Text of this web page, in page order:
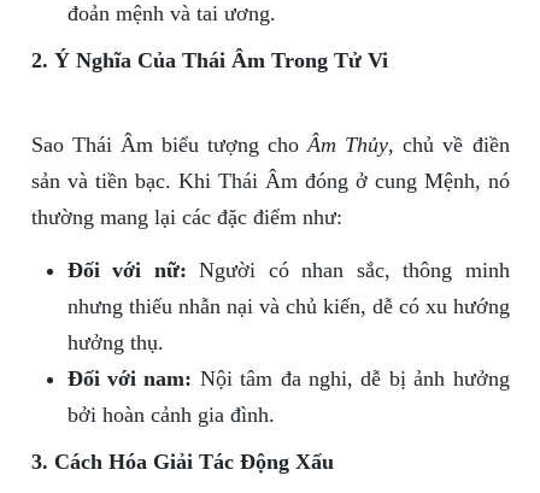
đoản mệnh và tai ương.
2. Ý Nghĩa Của Thái Âm Trong Tử Vi
Sao Thái Âm biểu tượng choÂm Thủy, chủ về điền
sản và tiền bạc. Khi Thái Âm đóng ở cung Mệnh, nó
thường mang lại các đặc điểm như:
Đối với nữ: Người có nhan sắc, thông minh
nhưng thiếu nhẫn nại và chủ kiến, dễ có xu hướng
hưởng thụ.
Đối với nam: Nội tâm đa nghi, dễ bị ảnh hưởng
bởi hoàn cảnh gia đình.
3. Cách Hóa Giải Tác Động Xấu